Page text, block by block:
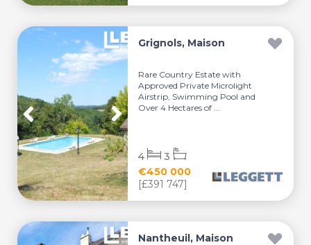
Grignols, Maison
Rare Country Estate with
Approved Private Microlight
Airstrip, Swimming Pool and
Over 4 Hectares of ...
€450 000
[£391 747]
4 3
Nantheuil, Maison